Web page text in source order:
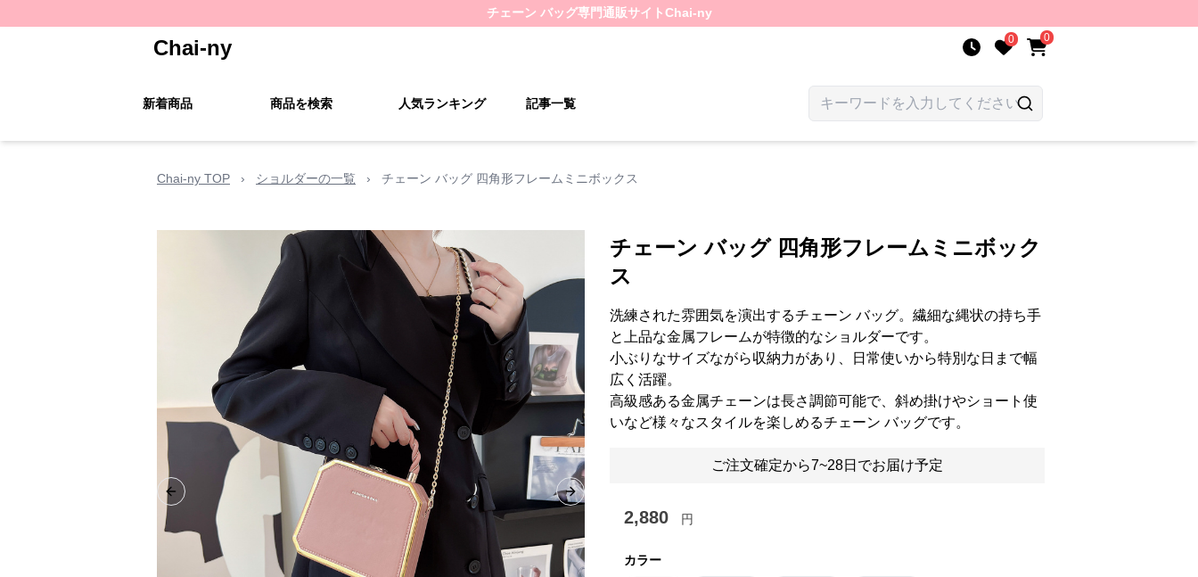
チェーン バッグ専門通販サイトChai-ny
Chai-ny 0 0
新着商品 商品を検索 人気ランキング 記事一覧
Chai-ny TOP › ショルダーの一覧 › チェーン バッグ 四角形フレームミニボックス
Previous slide Next slide
チェーン バッグ 四角形フレームミニボック
ス
洗練された雰囲気を演出するチェーン バッグ。繊細な縄状の持ち手
と上品な金属フレームが特徴的なショルダーです。
小ぶりなサイズながら収納力があり、日常使いから特別な日まで幅
広く活躍。
高級感ある金属チェーンは長さ調節可能で、斜め掛けやショート使
いなど様々なスタイルを楽しめるチェーン バッグです。
ご注文確定から7~28日でお届け予定
2,880 円
カラー